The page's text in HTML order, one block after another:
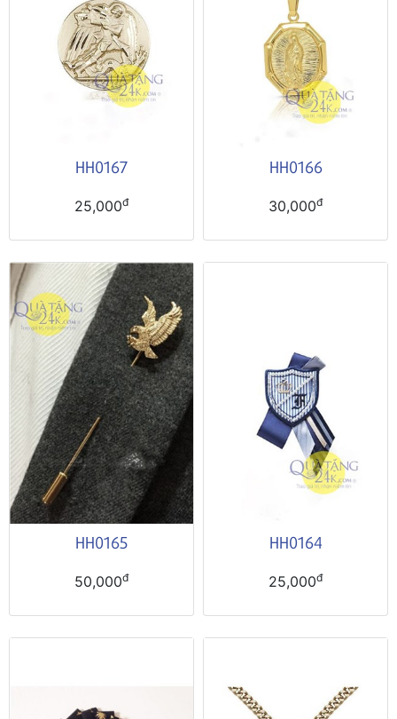
HH0167
25,000đ
HH0166
30,000đ
HH0165
50,000đ
HH0164
25,000đ